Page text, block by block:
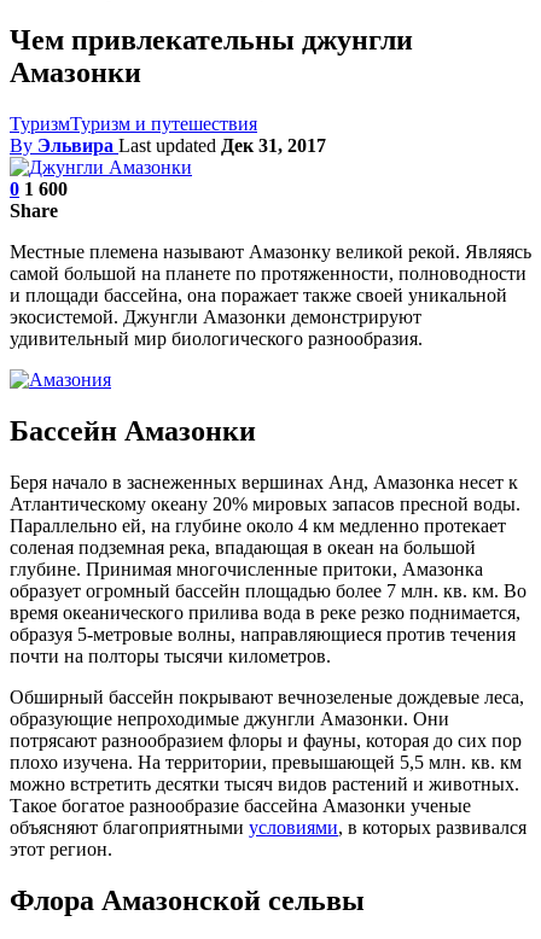
Чем привлекательны джунгли
Амазонки
ТуризмТуризм и путешествия
By Эльвира Last updated Дек 31, 2017
0 1 600
Share
Местные племена называют Амазонку великой рекой. Являясь
самой большой на планете по протяженности, полноводности
и площади бассейна, она поражает также своей уникальной
экосистемой. Джунгли Амазонки демонстрируют
удивительный мир биологического разнообразия.
Бассейн Амазонки
Беря начало в заснеженных вершинах Анд, Амазонка несет к
Атлантическому океану 20% мировых запасов пресной воды.
Параллельно ей, на глубине около 4 км медленно протекает
соленая подземная река, впадающая в океан на большой
глубине. Принимая многочисленные притоки, Амазонка
образует огромный бассейн площадью более 7 млн. кв. км. Во
время океанического прилива вода в реке резко поднимается,
образуя 5-метровые волны, направляющиеся против течения
почти на полторы тысячи километров.
Обширный бассейн покрывают вечнозеленые дождевые леса,
образующие непроходимые джунгли Амазонки. Они
потрясают разнообразием флоры и фауны, которая до сих пор
плохо изучена. На территории, превышающей 5,5 млн. кв. км
можно встретить десятки тысяч видов растений и животных.
Такое богатое разнообразие бассейна Амазонки ученые
объясняют благоприятными условиями, в которых развивался
этот регион.
Флора Амазонской сельвы